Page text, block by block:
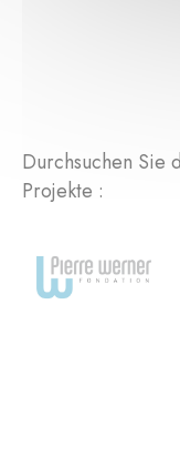
Durchsuchen Sie
Projekte :